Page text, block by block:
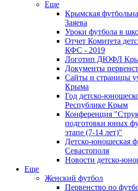
Еще
Крымская
Заяева
Уроки футбола в
Отчет Комитета
КФС - 2019
Логотип ДЮФЛ
Документы
Сайты и страницы
Крыма
Год детско-
Республике Крым
Конференция
подготовки юных
этапе (7-14 лет)"
Детско-юношеская
Севастополя
Новости детско-
Еще
Женский футбол
Первенство по